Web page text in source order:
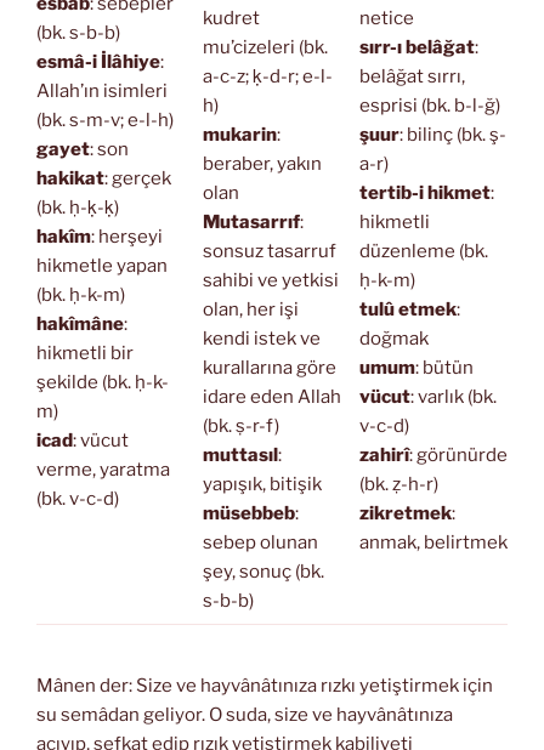
(bk. s-b-b)
esmâ-i İlâhiye:
Allah’ın isimleri
(bk. s-m-v; e-l-h)
gayet: son
hakikat: gerçek
(bk. ḥ-ḳ-ḳ)
hakîm: herşeyi
hikmetle yapan
(bk. ḥ-k-m)
hakîmâne:
hikmetli bir
şekilde (bk. ḥ-k-
m)
icad: vücut
verme, yaratma
(bk. v-c-d)
kudret
mu’cizeleri (bk.
a-c-z; ḳ-d-r; e-l-
h)
mukarin:
beraber, yakın
olan
Mutasarrıf:
sonsuz tasarruf
sahibi ve yetkisi
olan, her işi
kendi istek ve
kurallarına göre
idare eden Allah
(bk. ṣ-r-f)
muttasıl :
yapışık, bitişik
müsebbeb:
sebep olunan
şey, sonuç (bk.
s-b-b)
netice
sırr-ı belâğat:
belâğat sırrı,
esprisi (bk. b-l-ğ)
şuur: bilinç (bk. ş-
a-r)
tertib-i hikmet:
hikmetli
düzenleme (bk.
ḥ-k-m)
tulû etmek:
doğmak
umum: bütün
vücut: varlık (bk.
v-c-d)
zahirî: görünürde
(bk. ẓ-h-r)
zikretmek:
anmak, belirtmek
Mânen der: Size ve hayvânâtınıza rızkı yetiştirmek için
su semâdan geliyor. O suda, size ve hayvânâtınıza
acıyıp, şefkat edip rızık yetiştirmek kabiliyeti